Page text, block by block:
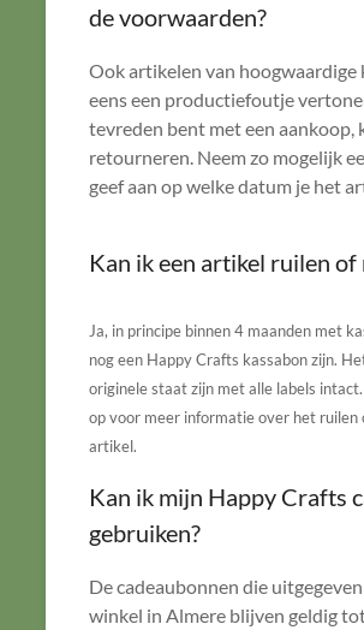
de voorwaarden?
Ook artikelen van
eens een productiefoutje
tevreden bent met een aankoop,
retourneren. Neem zo mogelijk
geef aan op welke datum je het
Kan ik een artikel ruilen
Ja, in principe binnen 4 maanden met
nog een Happy Crafts kassabon zijn.
originele staat zijn met alle labels
op voor meer informatie over het ruilen
artikel.
Kan ik mijn Happy Crafts
gebruiken?
De cadeaubonnen die
winkel in Almere blijven geldig